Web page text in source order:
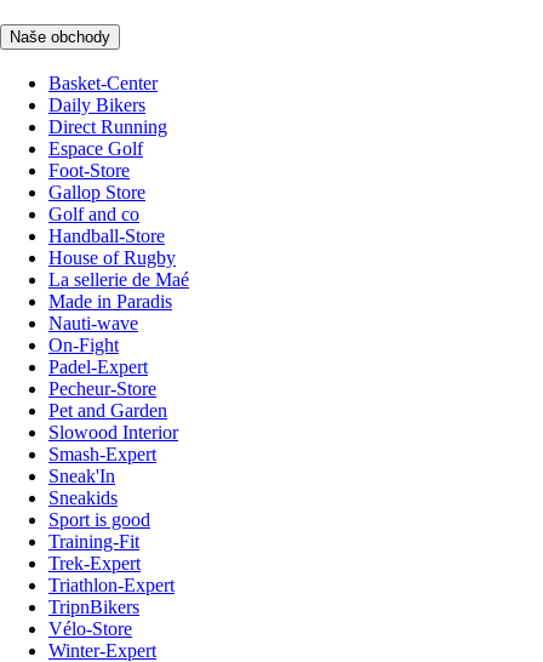
Naše obchody
Basket-Center
Daily Bikers
Direct Running
Espace Golf
Foot-Store
Gallop Store
Golf and co
Handball-Store
House of Rugby
La sellerie de Maé
Made in Paradis
Nauti-wave
On-Fight
Padel-Expert
Pecheur-Store
Pet and Garden
Slowood Interior
Smash-Expert
Sneak'In
Sneakids
Sport is good
Training-Fit
Trek-Expert
Triathlon-Expert
TripnBikers
Vélo-Store
Winter-Expert